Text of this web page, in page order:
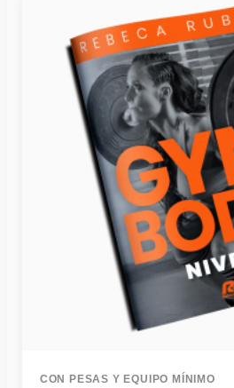
CON PESAS Y EQUIPO MÍNIMO